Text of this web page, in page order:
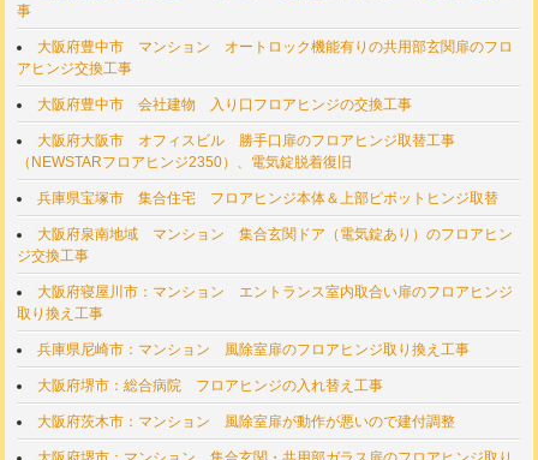
事
大阪府豊中市 マンション オートロック機能有りの共用部玄関扉のフロ
アヒンジ交換工事
大阪府豊中市 会社建物 入り口フロアヒンジの交換工事
大阪府大阪市 オフィスビル 勝手口扉のフロアヒンジ取替工事
（NEWSTARフロアヒンジ2350）、電気錠脱着復旧
兵庫県宝塚市 集合住宅 フロアヒンジ本体＆上部ピボットヒンジ取替
大阪府泉南地域 マンション 集合玄関ドア（電気錠あり）のフロアヒン
ジ交換工事
大阪府寝屋川市：マンション エントランス室内取合い扉のフロアヒンジ
取り換え工事
兵庫県尼崎市：マンション 風除室扉のフロアヒンジ取り換え工事
大阪府堺市：総合病院 フロアヒンジの入れ替え工事
大阪府茨木市：マンション 風除室扉が動作が悪いので建付調整